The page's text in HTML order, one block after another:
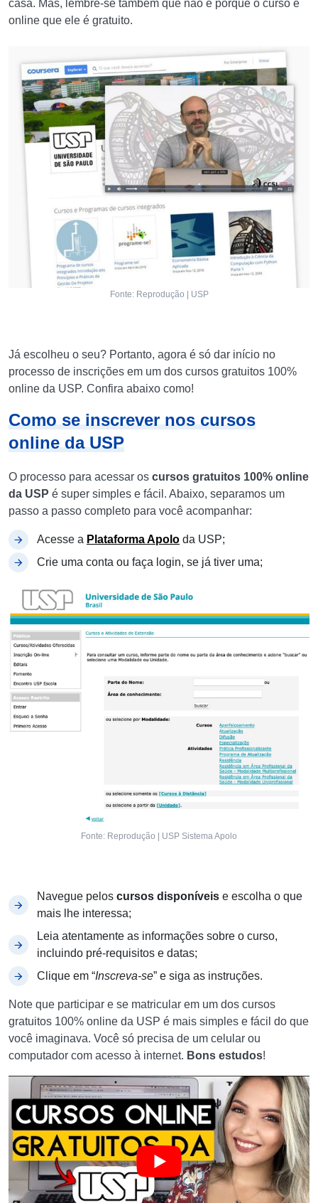
casa. Mas, lembre-se também que não é porque o curso é
online que ele é gratuito.
Fonte: Reprodução | USP
Já escolheu o seu? Portanto, agora é só dar início no
processo de inscrições em um dos cursos gratuitos 100%
online da USP. Confira abaixo como!
Como se inscrever nos cursos
online da USP
O processo para acessar os cursos gratuitos 100% online
da USP é super simples e fácil. Abaixo, separamos um
passo a passo completo para você acompanhar:
Acesse a Plataforma Apolo da USP;
Crie uma conta ou faça login, se já tiver uma;
Fonte: Reprodução | USP Sistema Apolo
Navegue pelos cursos disponíveis e escolha o que
mais lhe interessa;
Leia atentamente as informações sobre o curso,
incluindo pré-requisitos e datas;
Clique em “Inscreva-se” e siga as instruções.
Note que participar e se matricular em um dos cursos
gratuitos 100% online da USP é mais simples e fácil do que
você imaginava. Você só precisa de um celular ou
computador com acesso à internet. Bons estudos!